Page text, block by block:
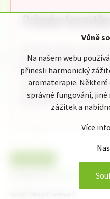
Vůně
Na našem webu
přinesli harmonický
aromaterapie. Některé
správné fungování,
zážitek a
Více
jednoduchého
Original ATOK.
rozdělenou do
jednotlivého zaměření:
.